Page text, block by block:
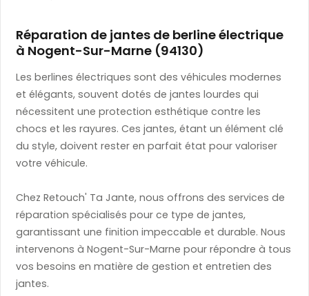
Réparation de jantes de berline électrique
à Nogent-Sur-Marne (94130)
Les berlines électriques sont des véhicules modernes
et élégants, souvent dotés de jantes lourdes qui
nécessitent une protection esthétique contre les
chocs et les rayures. Ces jantes, étant un élément clé
du style, doivent rester en parfait état pour valoriser
votre véhicule.
Chez Retouch' Ta Jante, nous offrons des services de
réparation spécialisés pour ce type de jantes,
garantissant une finition impeccable et durable. Nous
intervenons à Nogent-Sur-Marne pour répondre à tous
vos besoins en matière de gestion et entretien des
jantes.